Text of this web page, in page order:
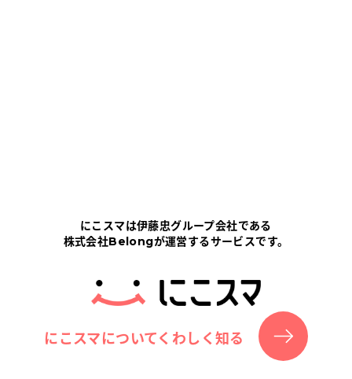
にこスマは伊藤忠グループ会社である
株式会社Belongが運営するサービスです。
にこスマについてくわしく知る